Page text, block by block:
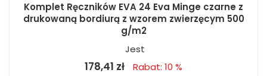
Komplet Ręczników EVA 24 Eva Minge czarne z
drukowaną bordiurą z wzorem zwierzęcym 500
g/m2
Jest
178,41 zł Rabat: 10 %